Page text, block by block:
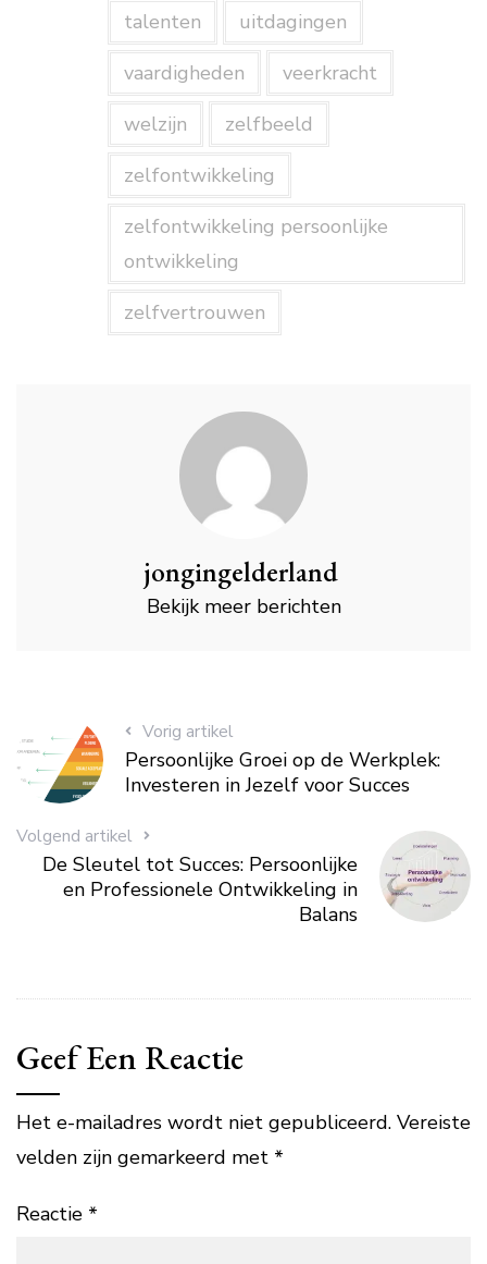
talenten
uitdagingen
vaardigheden
veerkracht
welzijn
zelfbeeld
zelfontwikkeling
zelfontwikkeling persoonlijke
ontwikkeling
zelfvertrouwen
jongingelderland
Bekijk meer berichten
Vorig artikel
Persoonlijke Groei op de Werkplek:
Investeren in Jezelf voor Succes
Volgend artikel
De Sleutel tot Succes: Persoonlijke
en Professionele Ontwikkeling in
Balans
Geef Een Reactie
Het e-mailadres wordt niet gepubliceerd. Vereiste
velden zijn gemarkeerd met *
Reactie *